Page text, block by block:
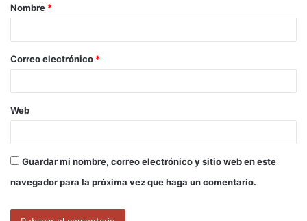
r
*
Nombre *
Correo electrónico *
Web
Guardar mi nombre, correo electrónico y sitio web en este
navegador para la próxima vez que haga un comentario.